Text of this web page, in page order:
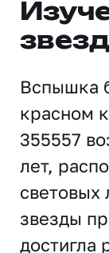
Вспышка
красном
355557
лет,
световых
звезды
достигла